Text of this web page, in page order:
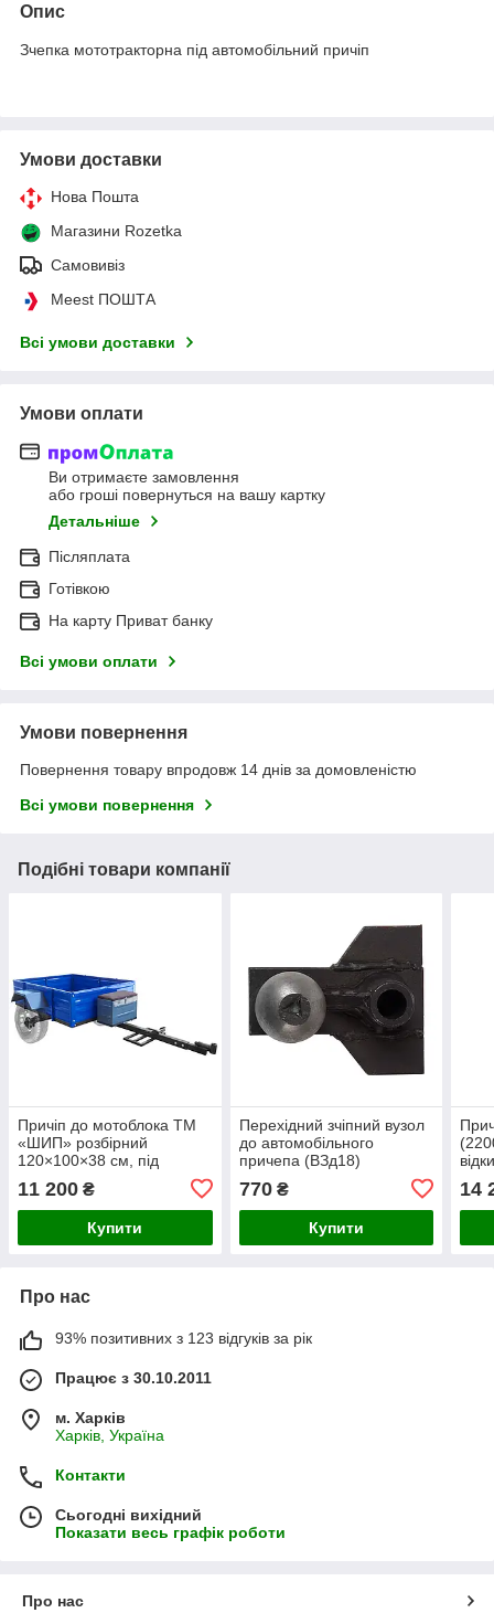
Опис
Зчепка мототракторна під автомобільний причіп
Умови доставки
Нова Пошта
Магазини Rozetka
Самовивіз
Meest ПОШТА
Всі умови доставки
Умови оплати
Ви отримаєте замовлення
або гроші повернуться на вашу картку
Детальніше
Післяплата
Готівкою
На карту Приват банку
Всі умови оплати
Умови повернення
Повернення товару впродовж 14 днів за домовленістю
Всі умови повернення
Подібні товари компанії
Причіп до мотоблока ТМ
«ШИП» розбірний
120×100×38 см, під
жигулівську маточину, без
коліс, з сидінням
11 200 ₴
Купити
Перехідний зчіпний вузол
до автомобільного
причепа (ВЗд18)
770₴
Купити
14
Про нас
93% позитивних з 123 відгуків за рік
Працює з 30.10.2011
м. Харків
Харків, Україна
Контакти
Сьогодні вихідний
Показати весь графік роботи
Про нас